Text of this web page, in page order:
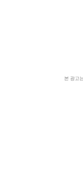
본 광고